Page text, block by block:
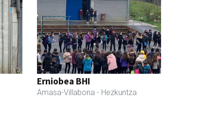
Erniobea BHI
Amasa-Villabona - Hezkuntza